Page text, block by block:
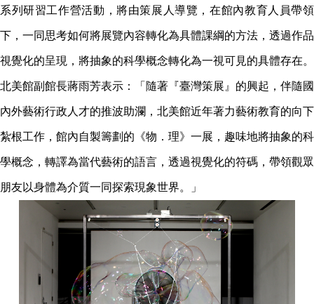
系列研習工作營活動，將由策展人導覽，在館內教育人員帶領
下，一同思考如何將展覽內容轉化為具體課綱的方法，透過作品
視覺化的呈現，將抽象的科學概念轉化為一視可見的具體存在。
北美館副館長蔣雨芳表示：「隨著『臺灣策展』的興起，伴隨國
內外藝術行政人才的推波助瀾，北美館近年著力藝術教育的向下
紮根工作，館內自製籌劃的《物．理》一展，趣味地將抽象的科
學概念，轉譯為當代藝術的語言，透過視覺化的符碼，帶領觀眾
朋友以身體為介質一同探索現象世界。」